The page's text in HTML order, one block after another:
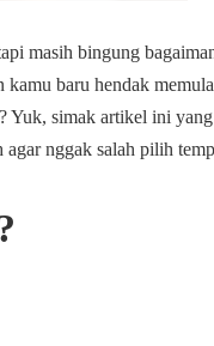
masih bingung
baru hendak
Yuk, simak artikel ini
nggak salah pilih